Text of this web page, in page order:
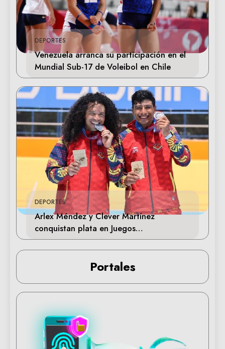
DEPORTES
Venezuela arranca su participación en el
Mundial Sub-17 de Voleibol en Chile
DEPORTES
Arlex Méndez y Clever Martínez
conquistan plata en Juegos
Centroamericanos 2026
Portales